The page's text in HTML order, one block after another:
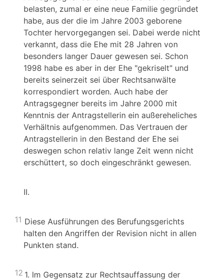
belasten, zumal er eine neue Familie gegründet
habe, aus der die im Jahre 2003 geborene
Tochter hervorgegangen sei. Dabei werde nicht
verkannt, dass die Ehe mit 28 Jahren von
besonders langer Dauer gewesen sei. Schon
1998 habe es aber in der Ehe "gekriselt" und
bereits seinerzeit sei über Rechtsanwälte
korrespondiert worden. Auch habe der
Antragsgegner bereits im Jahre 2000 mit
Kenntnis der Antragstellerin ein außereheliches
Verhältnis aufgenommen. Das Vertrauen der
Antragstellerin in den Bestand der Ehe sei
deswegen schon relativ lange Zeit wenn nicht
erschüttert, so doch eingeschränkt gewesen.
II.
11 Diese Ausführungen des Berufungsgerichts
halten den Angriffen der Revision nicht in allen
Punkten stand.
12 1. Im Gegensatz zur Rechtsauffassung der